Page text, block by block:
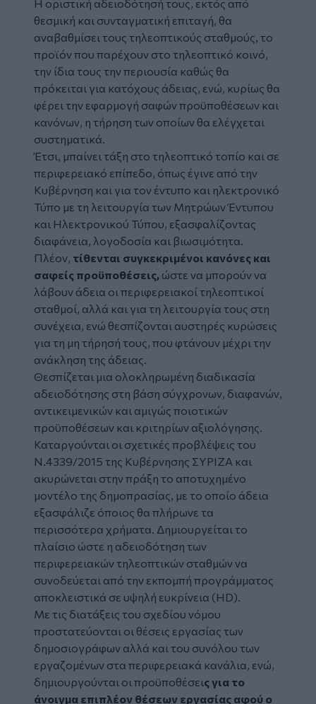
Η οριστική αδειοδότησή τους, εκτός από
θεσμική και συνταγματική επιταγή, θα
αναβαθμίσει τους τηλεοπτικούς σταθμούς, το
προϊόν που παρέχουν στο τηλεοπτικό κοινό,
την ίδια τους την περιουσία καθώς θα
πρόκειται για κατόχους άδειας, ενώ, κυρίως θα
φέρει την εφαρμογή σαφών προϋποθέσεων και
κανόνων, η τήρηση των οποίων θα ελέγχεται
συστηματικά.
Έτσι, μπαίνει τάξη στο τηλεοπτικό τοπίο και σε
περιφερειακό επίπεδο, όπως έγινε από την
Κυβέρνηση και για τον έντυπο και ηλεκτρονικό
Τύπο με τη λειτουργία των Μητρώων Έντυπου
και Ηλεκτρονικού Τύπου, εξασφαλίζοντας
διαφάνεια, λογοδοσία και βιωσιμότητα.
Πλέον, τίθενται συγκεκριμένοι κανόνες και
σαφείς προϋποθέσεις, ώστε να μπορούν να
λάβουν άδεια οι περιφερειακοί τηλεοπτικοί
σταθμοί, αλλά και για τη λειτουργία τους στη
συνέχεια, ενώ θεσπίζονται αυστηρές κυρώσεις
για τη μη τήρησή τους, που φτάνουν μέχρι την
ανάκληση της άδειας.
Θεσπίζεται μια ολοκληρωμένη διαδικασία
αδειοδότησης στη βάση σύγχρονων, διαφανών,
αντικειμενικών και αμιγώς ποιοτικών
προϋποθέσεων και κριτηρίων αξιολόγησης.
Καταργούνται οι σχετικές προβλέψεις του
Ν.4339/2015 της Κυβέρνησης ΣΥΡΙΖΑ και
ακυρώνεται στην πράξη το αποτυχημένο
μοντέλο της δημοπρασίας, με το οποίο άδεια
εξασφάλιζε όποιος θα πλήρωνε τα
περισσότερα χρήματα. Δημιουργείται το
πλαίσιο ώστε η αδειοδότηση των
περιφερειακών τηλεοπτικών σταθμών να
συνοδεύεται από την εκπομπή προγράμματος
αποκλειστικά σε υψηλή ευκρίνεια (HD).
Με τις διατάξεις του σχεδίου νόμου
προστατεύονται οι θέσεις εργασίας των
δημοσιογράφων αλλά και του συνόλου των
εργαζομένων στα περιφερειακά κανάλια, ενώ,
δημιουργούνται οι προϋποθέσεις για το
άνοιγμα επιπλέον θέσεων εργασίας αφού ο